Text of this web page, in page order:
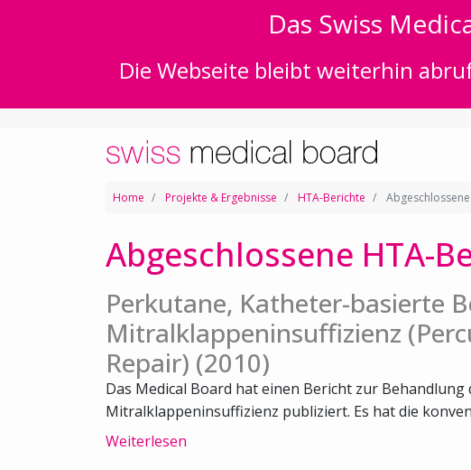
Das Swiss
Die Webseite bleibt weiterhin
Home Projekte & Ergebnisse HTA-Berichte
Abgeschlossene HTA-
Perkutane, Katheter-basierte
Mitralklappeninsuffizienz
Repair) (2010)
Das Medical Board hat einen Bericht zur
Mitralklappeninsuffizienz publiziert. Es hat die
Weiterlesen